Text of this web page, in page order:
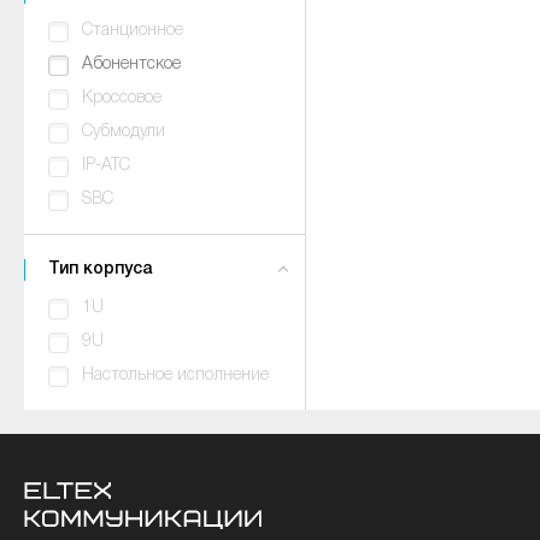
Станционное
Абонентское
Кроссовое
Субмодули
IP-АТС
SBC
Тип корпуса
1U
9U
Настольное исполнение